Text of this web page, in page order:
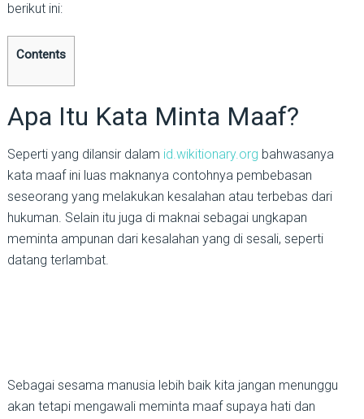
berikut ini:
Contents
Apa Itu Kata Minta Maaf?
Seperti yang dilansir dalam id.wikitionary.org bahwasanya
kata maaf ini luas maknanya contohnya pembebasan
seseorang yang melakukan kesalahan atau terbebas dari
hukuman. Selain itu juga di maknai sebagai ungkapan
meminta ampunan dari kesalahan yang di sesali, seperti
datang terlambat.
Sebagai sesama manusia lebih baik kita jangan menunggu
akan tetapi mengawali meminta maaf supaya hati dan